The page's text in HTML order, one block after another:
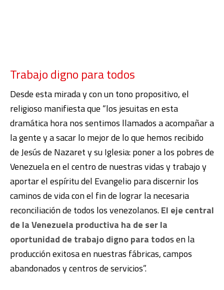
Trabajo digno para todos
Desde esta mirada y con un tono propositivo, el
religioso manifiesta que “los jesuitas en esta
dramática hora nos sentimos llamados a acompañar a
la gente y a sacar lo mejor de lo que hemos recibido
de Jesús de Nazaret y su Iglesia: poner a los pobres de
Venezuela en el centro de nuestras vidas y trabajo y
aportar el espíritu del Evangelio para discernir los
caminos de vida con el fin de lograr la necesaria
reconciliación de todos los venezolanos.El eje central
de la Venezuela productiva ha de ser la
oportunidad de trabajo digno para todos en la
producción exitosa en nuestras fábricas, campos
abandonados y centros de servicios”.